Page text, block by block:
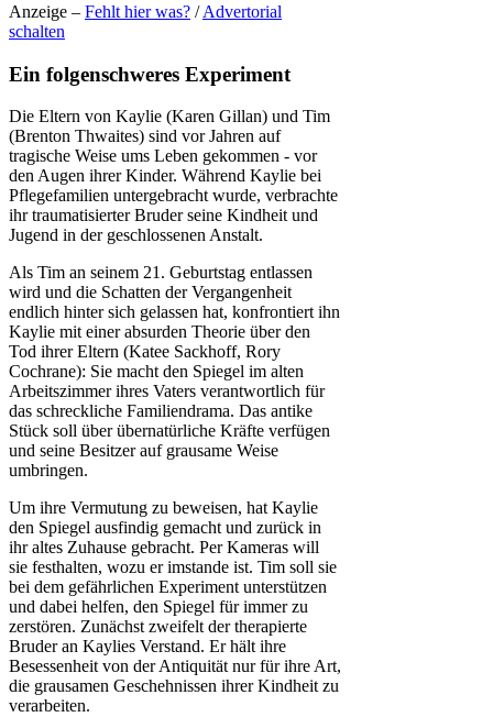
Anzeige – Fehlt hier was? /Advertorial
schalten
Ein folgenschweres Experiment
Die Eltern von Kaylie (Karen Gillan) und Tim
(Brenton Thwaites) sind vor Jahren auf
tragische Weise ums Leben gekommen - vor
den Augen ihrer Kinder. Während Kaylie bei
Pflegefamilien untergebracht wurde, verbrachte
ihr traumatisierter Bruder seine Kindheit und
Jugend in der geschlossenen Anstalt.
Als Tim an seinem 21. Geburtstag entlassen
wird und die Schatten der Vergangenheit
endlich hinter sich gelassen hat, konfrontiert ihn
Kaylie mit einer absurden Theorie über den
Tod ihrer Eltern (Katee Sackhoff, Rory
Cochrane): Sie macht den Spiegel im alten
Arbeitszimmer ihres Vaters verantwortlich für
das schreckliche Familiendrama. Das antike
Stück soll über übernatürliche Kräfte verfügen
und seine Besitzer auf grausame Weise
umbringen.
Um ihre Vermutung zu beweisen, hat Kaylie
den Spiegel ausfindig gemacht und zurück in
ihr altes Zuhause gebracht. Per Kameras will
sie festhalten, wozu er imstande ist. Tim soll sie
bei dem gefährlichen Experiment unterstützen
und dabei helfen, den Spiegel für immer zu
zerstören. Zunächst zweifelt der therapierte
Bruder an Kaylies Verstand. Er hält ihre
Besessenheit von der Antiquität nur für ihre Art,
die grausamen Geschehnissen ihrer Kindheit zu
verarbeiten.